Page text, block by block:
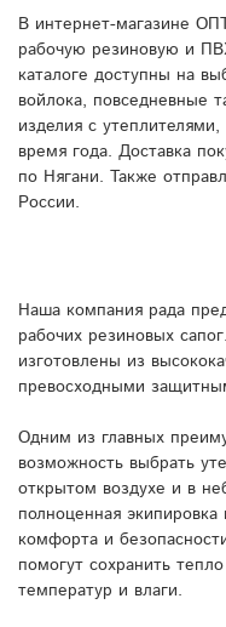
В интернет-магазине
рабочую резиновую и
каталоге доступны на
войлока, повседневные
изделия с
время года. Доставка
по Нягани. Также
России.
Наша компания рада
рабочих резиновых
изготовлены из
превосходными
Одним из главных
возможность выбрать
открытом воздухе и в
полноценная
комфорта и
помогут сохранить
температур и влаги.